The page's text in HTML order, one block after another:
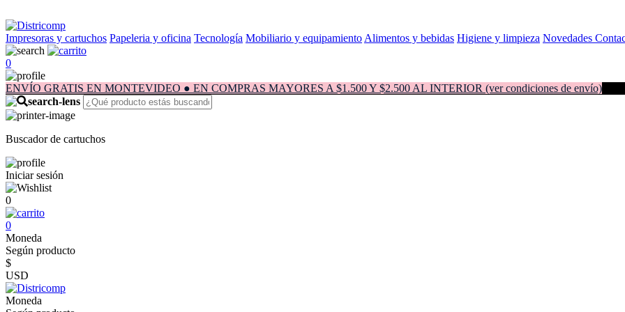
Impresoras y cartuchos Papeleria y oficina Tecnología Mobiliario y equipamiento Alimentos y bebidas Higiene y limpieza Novedades
0
ENVÍO GRATIS EN MONTEVIDEO ● EN COMPRAS MAYORES A $1.500 Y $2.500 AL INTERIOR (ver condiciones de envío)
Buscador de cartuchos
Iniciar sesión
0
0
Moneda
Según producto
$
USD
Moneda